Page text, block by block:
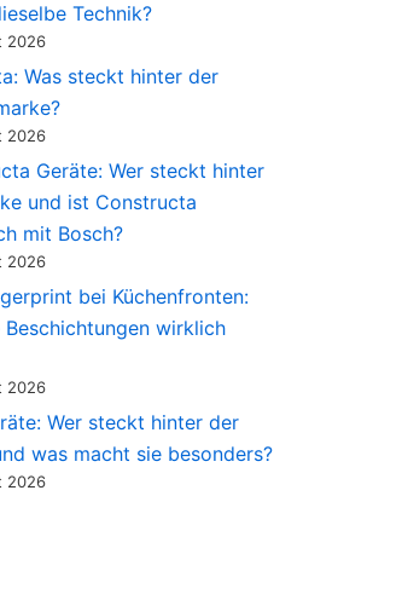
Technik?
2026
Was steckt hinter der
2026
Geräte: Wer steckt hinter
und ist Constructa
mit Bosch?
2026
bei Küchenfronten:
Beschichtungen wirklich
2026
Wer steckt hinter der
was macht sie besonders?
2026